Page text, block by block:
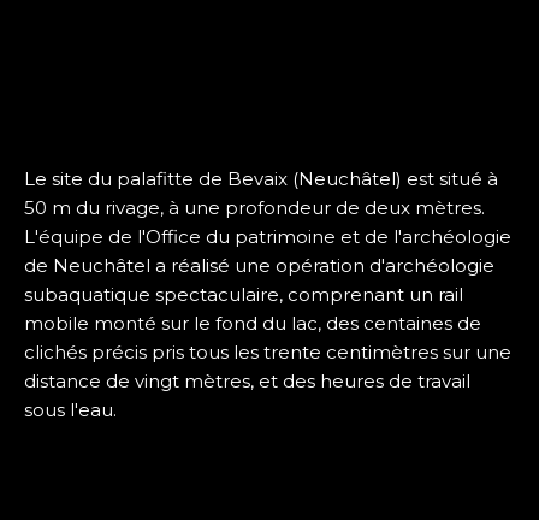
Le site du palafitte de Bevaix (Neuchâtel) est situé à
50 m du rivage, à une profondeur de deux mètres.
L'équipe de l'Office du patrimoine et de l'archéologie
de Neuchâtel a réalisé une opération d'archéologie
subaquatique spectaculaire, comprenant un rail
mobile monté sur le fond du lac, des centaines de
clichés précis pris tous les trente centimètres sur une
distance de vingt mètres, et des heures de travail
sous l'eau.